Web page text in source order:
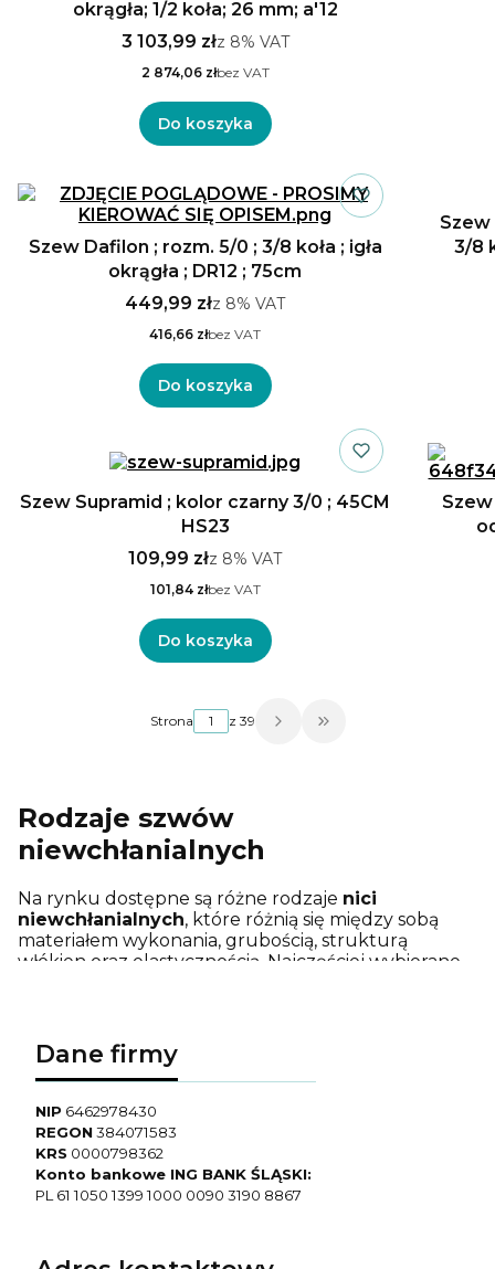
okrągła; 1/2 koła; 26 mm; a'12
3 103,99 złz 8% VAT
2 874,06 złbez VAT
Do koszyka
Szew Dafilon ; rozm. 5/0 ; 3/8 koła ; igła
okrągła ; DR12 ; 75cm
449,99 złz 8% VAT
416,66 złbez VAT
Do koszyka
Szew
3/8
Szew Supramid ; kolor czarny 3/0 ; 45CM
HS23
109,99 złz 8% VAT
101,84 złbez VAT
Do koszyka
Strona z 39 Przejdź do ostatniej
Rodzaje szwów
niewchłanialnych
Na rynku dostępne są różne rodzaje nici
niewchłanialnych, które różnią się między sobą
materiałem wykonania, grubością, strukturą
włókien oraz elastycznością. Najczęściej wybierane
(plecione) – zbudowane z wielu cienkich
włókien splecionych razem, co poprawia ich
giętkość i ułatwia manipulację w tkankach.
Wykorzystywane są przede wszystkim w
chirurgii ogólnej i plastycznej, ortopedii, a także
podczas zabiegów zamykających skórę;
nici niewchłanialnejednowłóknowe
(monofilamentowe) – szwy wykonane z
Dane firmy
NIP 6462978430
REGON384071583
KRS 0000798362
Konto bankowe ING BANK ŚLĄSKI:
PL 61 1050 1399 1000 0090 3190 8867